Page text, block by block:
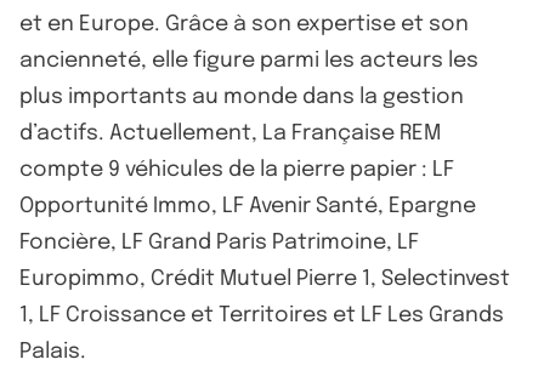
et en Europe. Grâce à son expertise et son
ancienneté, elle figure parmi les acteurs les
plus importants au monde dans la gestion
d’actifs. Actuellement, La Française REM
compte 9 véhicules de la pierre papier : LF
Opportunité Immo, LF Avenir Santé, Epargne
Foncière, LF Grand Paris Patrimoine, LF
Europimmo, Crédit Mutuel Pierre 1, Selectinvest
1, LF Croissance et Territoires et LF Les Grands
Palais.